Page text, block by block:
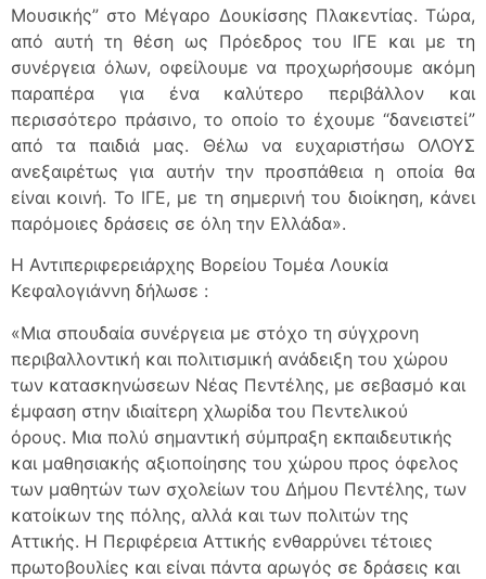
Μουσικής” στο Μέγαρο Δουκίσσης Πλακεντίας. Τώρα,
από αυτή τη θέση ως Πρόεδρος του ΙΓΕ και με τη
συνέργεια όλων, οφείλουμε να προχωρήσουμε ακόμη
παραπέρα για ένα καλύτερο περιβάλλον και
περισσότερο πράσινο, το οποίο το έχουμε “δανειστεί”
από τα παιδιά μας. Θέλω να ευχαριστήσω ΟΛΟΥΣ
ανεξαιρέτως για αυτήν την προσπάθεια η οποία θα
είναι κοινή. Το ΙΓΕ, με τη σημερινή του διοίκηση, κάνει
παρόμοιες δράσεις σε όλη την Ελλάδα».
H Αντιπεριφερειάρχης Βορείου Τομέα Λουκία
Κεφαλογιάννη δήλωσε :
«Μια σπουδαία συνέργεια με στόχο τη σύγχρονη
περιβαλλοντική και πολιτισμική ανάδειξη του χώρου
των κατασκηνώσεων Νέας Πεντέλης, με σεβασμό και
έμφαση στην ιδιαίτερη χλωρίδα του Πεντελικού
όρους. Μια πολύ σημαντική σύμπραξη εκπαιδευτικής
και μαθησιακής αξιοποίησης του χώρου προς όφελος
των μαθητών των σχολείων του Δήμου Πεντέλης, των
κατοίκων της πόλης, αλλά και των πολιτών της
Αττικής. Η Περιφέρεια Αττικής ενθαρρύνει τέτοιες
πρωτοβουλίες και είναι πάντα αρωγός σε δράσεις και